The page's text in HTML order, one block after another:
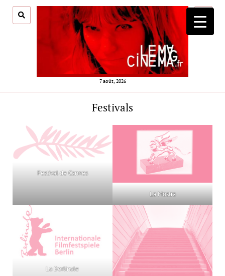
7 août, 2026
menu
Festivals
Festival de Cannes
La Mostra
La Berlinale